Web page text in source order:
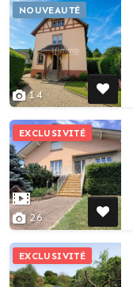
14
NOUVEAUTÉ
26
EXCLUSIVITÉ
EXCLUSIVITÉ